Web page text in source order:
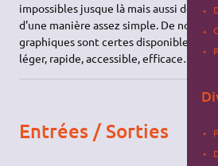
impossibles jusque là mais aussi de les
d'une manière assez simple. De
graphiques sont certes disponibles,
léger, rapide, accessible, efficace…
Entrées / Sorties